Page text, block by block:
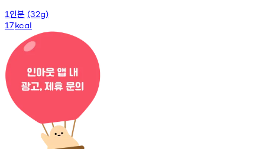
1 인분 (32g)
17kcal